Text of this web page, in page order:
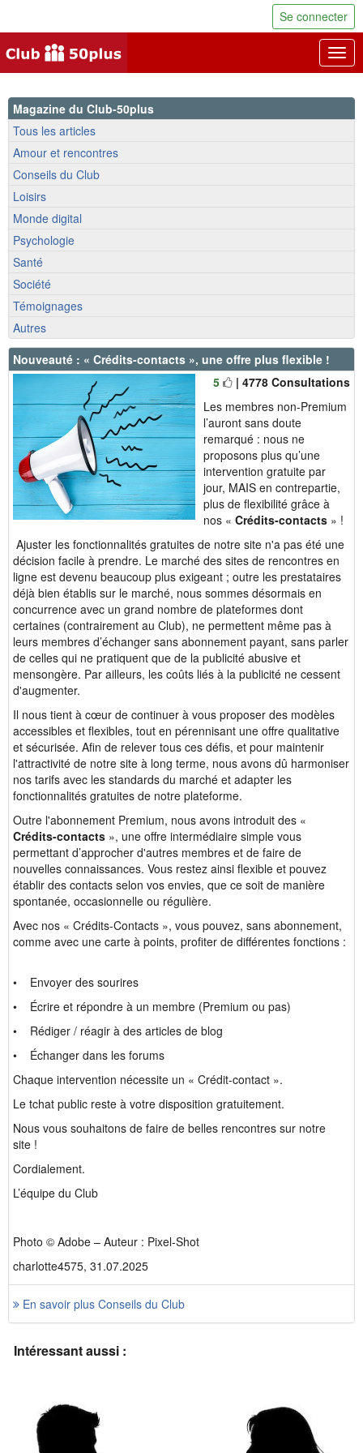
Se connecter
Magazine du Club-50plus
Tous les articles
Amour et rencontres
Conseils du Club
Loisirs
Monde digital
Psychologie
Santé
Société
Témoignages
Autres
Nouveauté : « Crédits-contacts », une offre plus flexible !
5
| 4778 Consultations
Les membres non-Premium
l’auront sans doute
remarqué : nous ne
proposons plus qu’une
intervention gratuite par
jour, MAIS en contrepartie,
plus de flexibilité grâce à
nos « Crédits-contacts » !
Ajuster les fonctionnalités gratuites de notre site n'a pas été une
décision facile à prendre. Le marché des sites de rencontres en
ligne est devenu beaucoup plus exigeant ; outre les prestataires
déjà bien établis sur le marché, nous sommes désormais en
concurrence avec un grand nombre de plateformes dont
certaines (contrairement au Club), ne permettent même pas à
leurs membres d’échanger sans abonnement payant, sans parler
de celles qui ne pratiquent que de la publicité abusive et
mensongère. Par ailleurs, les coûts liés à la publicité ne cessent
d'augmenter.
Il nous tient à cœur de continuer à vous proposer des modèles
accessibles et flexibles, tout en pérennisant une offre qualitative
et sécurisée. Afin de relever tous ces défis, et pour maintenir
l'attractivité de notre site à long terme, nous avons dû harmoniser
nos tarifs avec les standards du marché et adapter les
fonctionnalités gratuites de notre plateforme.
Outre l'abonnement Premium, nous avons introduit des «
Crédits-contacts », une offre intermédiaire simple vous
permettant d’approcher d'autres membres et de faire de
nouvelles connaissances. Vous restez ainsi flexible et pouvez
établir des contacts selon vos envies, que ce soit de manière
spontanée, occasionnelle ou régulière.
Avec nos « Crédits-Contacts », vous pouvez, sans abonnement,
comme avec une carte à points, profiter de différentes fonctions :
• Envoyer des sourires
• Écrire et répondre à un membre (Premium ou pas)
• Rédiger / réagir à des articles de blog
• Échanger dans les forums
Chaque intervention nécessite un « Crédit-contact ».
Le tchat public reste à votre disposition gratuitement.
Nous vous souhaitons de faire de belles rencontres sur notre
site !
Cordialement.
L’équipe du Club
Photo © Adobe – Auteur : Pixel-Shot
charlotte4575, 31.07.2025
En savoir plus Conseils du Club
Intéressant aussi :